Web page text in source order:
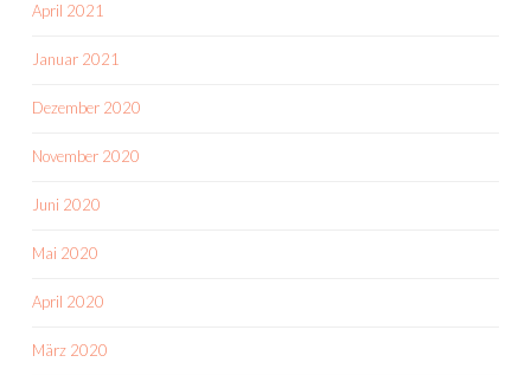
April 2021
Januar 2021
Dezember 2020
November 2020
Juni 2020
Mai 2020
April 2020
März 2020